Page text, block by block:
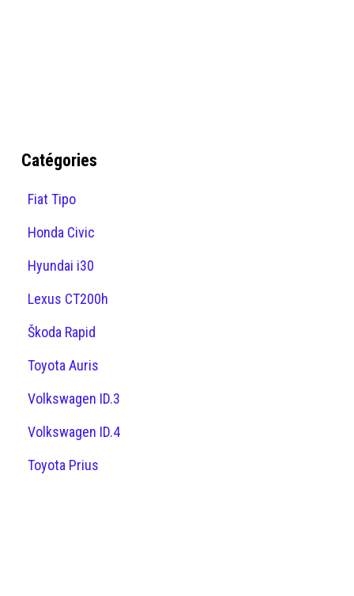
Catégories
Fiat Tipo
Honda Civic
Hyundai i30
Lexus CT200h
Škoda Rapid
Toyota Auris
Volkswagen ID.3
Volkswagen ID.4
Toyota Prius